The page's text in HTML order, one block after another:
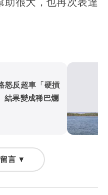
怒反超車「硬摃
果變成稀巴爛
言 ▼